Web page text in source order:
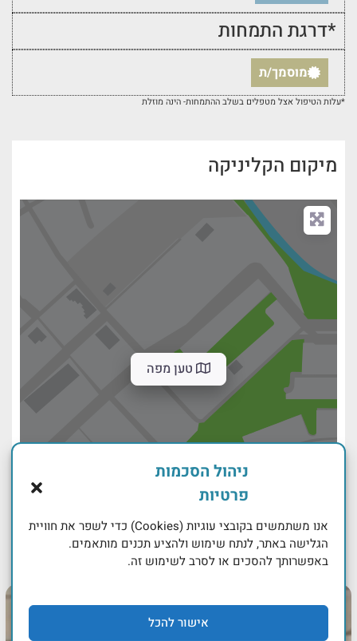
ניהול הסכמות
פרטיות
אנו משתמשים בקובצי עוגיות (Cookies) כדי לשפר את חוויית
הגלישה באתר, לנתח שימוש ולהציע תכנים מותאמים.
באפשרותך להסכים או לסרב לשימוש זה.
אישור להכל
*דרגת התמחות
מוסמך/ת
*עלות הטיפול אצל מטפלים בשלב ההתמחות- הינה מוזלת
מיקום הקליניקה
טען מפה